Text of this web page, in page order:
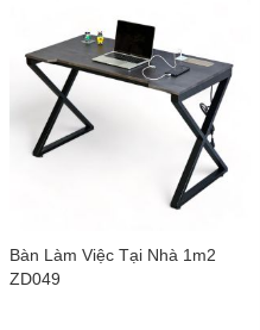
Bàn Làm Việc Tại Nhà 1m2
ZD049